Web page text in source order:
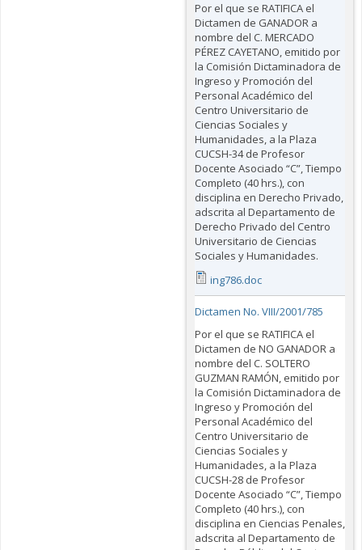
Por el que se RATIFICA el
Dictamen de GANADOR a
nombre del C. MERCADO
PÉREZ CAYETANO, emitido por
la Comisión Dictaminadora de
Ingreso y Promoción del
Personal Académico del
Centro Universitario de
Ciencias Sociales y
Humanidades, a la Plaza
CUCSH-34 de Profesor
Docente Asociado “C”, Tiempo
Completo (40 hrs.), con
disciplina en Derecho Privado,
adscrita al Departamento de
Derecho Privado del Centro
Universitario de Ciencias
Sociales y Humanidades.
ing786.doc
Dictamen No. VIII/2001/785
Por el que se RATIFICA el
Dictamen de NO GANADOR a
nombre del C. SOLTERO
GUZMAN RAMÓN, emitido por
la Comisión Dictaminadora de
Ingreso y Promoción del
Personal Académico del
Centro Universitario de
Ciencias Sociales y
Humanidades, a la Plaza
CUCSH-28 de Profesor
Docente Asociado “C”, Tiempo
Completo (40 hrs.), con
disciplina en Ciencias Penales,
adscrita al Departamento de